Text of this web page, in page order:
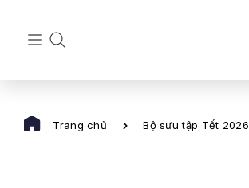
Trang chủ Bộ sưu tập Tết 2026